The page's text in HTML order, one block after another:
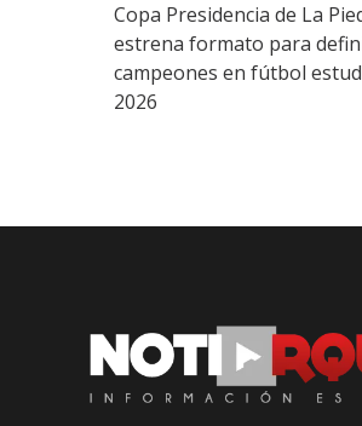
Copa Presidencia de La
estrena formato para
campeones en fútbol
2026